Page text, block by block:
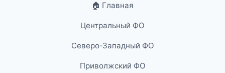
🏠 Главная
Центральный ФО
Северо-Западный ФО
Приволжский ФО